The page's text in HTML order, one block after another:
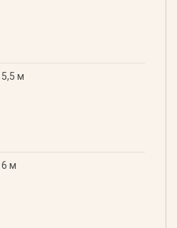
5,5 м
6 м